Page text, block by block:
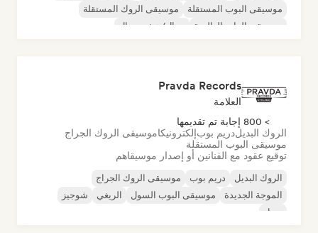
موسيقى البوب المستقلة
موسيقى الروك المستقلة
موسيقى الراب العالمية
ميتال/هيفي ميتال
Pravda Records
العلامة
> 800 إجابة تم تقديمها
الروك البديلدريم بوبإلكترونيكاموسيقى الروك الجراج
موسيقى البوب المستقلة
توقيع عقود مع الفنانين أو إصدار موسيقاهم
الروك البديل دريم بوب
موسيقى الروك الجراج
الموجة الجديدة
موسيقى البوب السول الريغي
شوجيز
سول